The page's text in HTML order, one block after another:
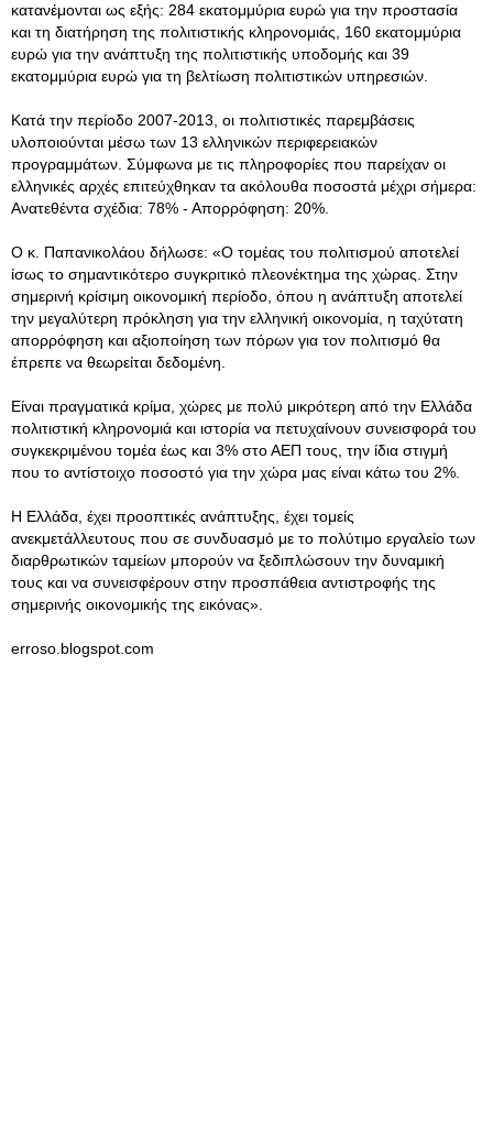
κατανέμονται ως εξής: 284 εκατομμύρια ευρώ για την προστασία
και τη διατήρηση της πολιτιστικής κληρονομιάς, 160 εκατομμύρια
ευρώ για την ανάπτυξη της πολιτιστικής υποδομής και 39
εκατομμύρια ευρώ για τη βελτίωση πολιτιστικών υπηρεσιών.
Κατά την περίοδο 2007-2013, οι πολιτιστικές παρεμβάσεις
υλοποιούνται μέσω των 13 ελληνικών περιφερειακών
προγραμμάτων. Σύμφωνα με τις πληροφορίες που παρείχαν οι
ελληνικές αρχές επιτεύχθηκαν τα ακόλουθα ποσοστά μέχρι σήμερα:
Ανατεθέντα σχέδια: 78% - Απορρόφηση: 20%.
Ο κ. Παπανικολάου δήλωσε: «Ο τομέας του πολιτισμού αποτελεί
ίσως το σημαντικότερο συγκριτικό πλεονέκτημα της χώρας. Στην
σημερινή κρίσιμη οικονομική περίοδο, όπου η ανάπτυξη αποτελεί
την μεγαλύτερη πρόκληση για την ελληνική οικονομία, η ταχύτατη
απορρόφηση και αξιοποίηση των πόρων για τον πολιτισμό θα
έπρεπε να θεωρείται δεδομένη.
Είναι πραγματικά κρίμα, χώρες με πολύ μικρότερη από την Ελλάδα
πολιτιστική κληρονομιά και ιστορία να πετυχαίνουν συνεισφορά του
συγκεκριμένου τομέα έως και 3% στο ΑΕΠ τους, την ίδια στιγμή
που το αντίστοιχο ποσοστό για την χώρα μας είναι κάτω του 2%.
Η Ελλάδα, έχει προοπτικές ανάπτυξης, έχει τομείς
ανεκμετάλλευτους που σε συνδυασμό με το πολύτιμο εργαλείο των
διαρθρωτικών ταμείων μπορούν να ξεδιπλώσουν την δυναμική
τους και να συνεισφέρουν στην προσπάθεια αντιστροφής της
σημερινής οικονομικής της εικόνας».
erroso.blogspot.com